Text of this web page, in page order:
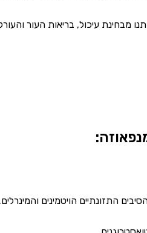
מבחינת עיכול, בריאות העור
התזונתיים הויטמינים והמינרלים.